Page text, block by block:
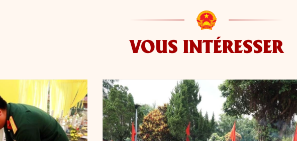
VOUS INTÉRESSER